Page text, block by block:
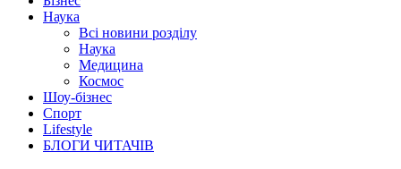
Наука
Всі новини розділу
Наука
Медицина
Космос
Шоу-бізнес
Спорт
Lifestyle
БЛОГИ ЧИТАЧІВ